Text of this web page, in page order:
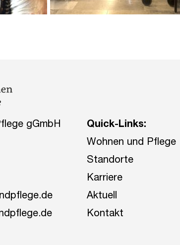
gGmbH
Quick-Links:
Wohnen und Pflege
Standorte
Karriere
Aktuell
Kontakt